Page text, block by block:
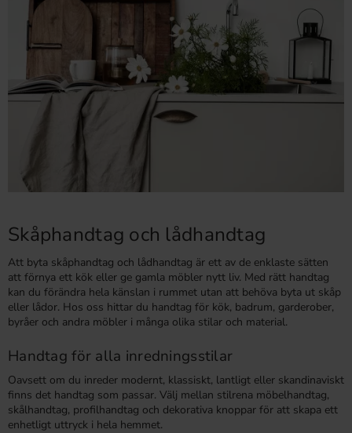
Skåphandtag och lådhandtag
Att byta skåphandtag och lådhandtag är ett av de enklaste sätten
att förnya ett kök eller ge gamla möbler nytt liv. Med rätt handtag
kan du förändra hela känslan i rummet utan att behöva byta ut skåp
eller lådor. Hos oss hittar du handtag för kök, badrum, garderober,
byråer och andra möbler i många olika stilar och material.
Handtag för alla inredningsstilar
Oavsett om du inreder modernt, klassiskt, lantligt eller skandinaviskt
finns det handtag som passar. Välj mellan stilrena möbelhandtag,
skålhandtag, profilhandtag och dekorativa knoppar för att skapa ett
enhetligt uttryck i hela hemmet.